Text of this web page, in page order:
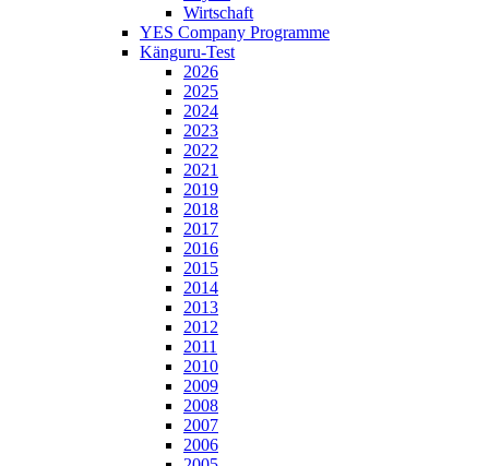
Wirtschaft
YES Company Programme
Känguru-Test
2026
2025
2024
2023
2022
2021
2019
2018
2017
2016
2015
2014
2013
2012
2011
2010
2009
2008
2007
2006